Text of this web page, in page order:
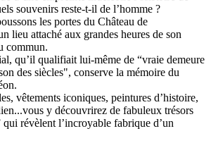
souvenirs reste-t-il de l’homme ?
les portes du Château de
lieu attaché aux grandes heures de son
commun.
qu’il qualifiait lui-même de “vraie demeure
des siècles", conserve la mémoire du
vêtements iconiques, peintures d’histoire,
y découvrirez de fabuleux trésors
qui révèlent l’incroyable fabrique d’un